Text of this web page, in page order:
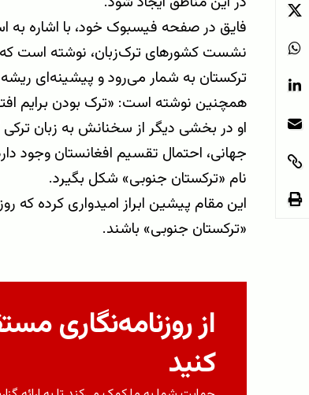
فایق در صفحه فیسبوک خود، با اشاره به
نشست کشورهای ترک‌زبان، نوشته است که
ترکستان به شمار می‌رود و پیشینه‌ای
همچنین نوشته است: «ترک بودن برایم
او در بخشی دیگر از سخنانش به زبان
جهانی، احتمال تقسیم افغانستان وجود
نام «ترکستان جنوبی» شکل بگیرد.
این مقام پیشین ابراز امیدواری کرده
«ترکستان جنوبی» باشند.
از روزنامه‌نگاری
کنید